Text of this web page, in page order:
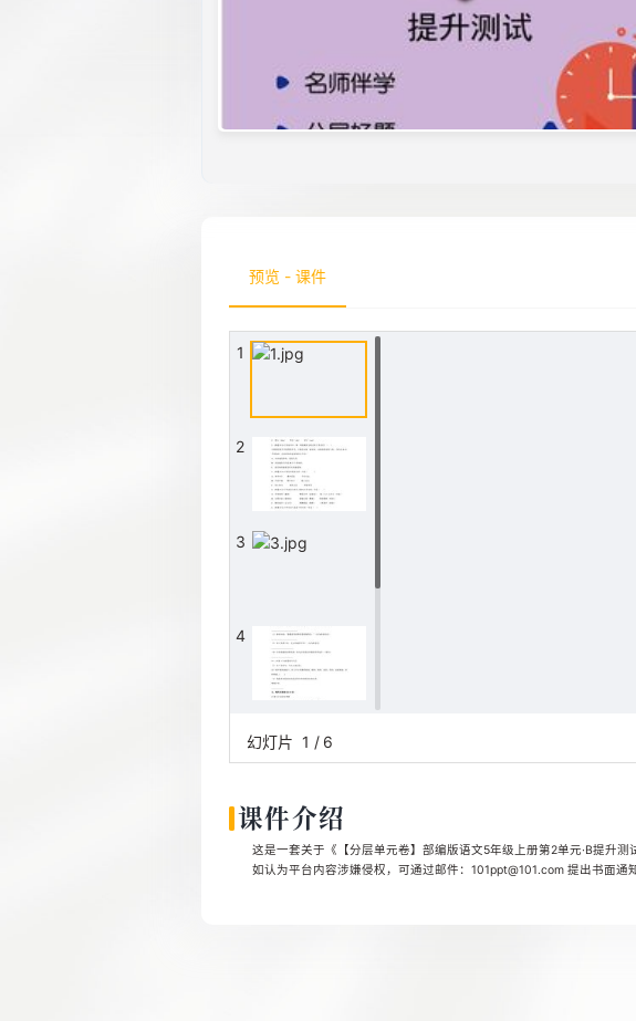
预览 - 课件
1
2
3
4
6
幻灯片 1 / 6
课件介绍
这是一套关于《【分层单元卷】部编版语文5年级上册第2单元·B提升
如认为平台内容涉嫌侵权，可通过邮件：101ppt@101.com 提出书面通